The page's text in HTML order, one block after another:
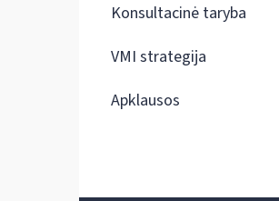
Konsultacinė taryba
VMI strategija
Apklausos